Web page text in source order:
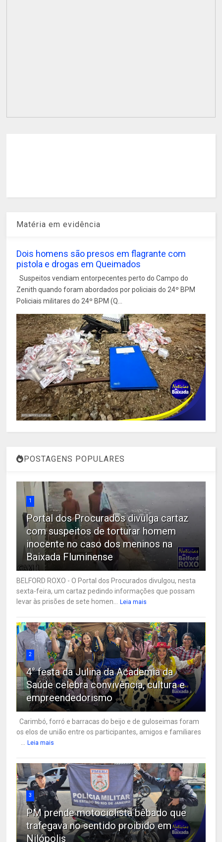
Matéria em evidência
Dois homens são presos em flagrante com
pistola e drogas em Queimados
Suspeitos vendiam entorpecentes perto do Campo do
Zenith quando foram abordados por policiais do 24º BPM
Policiais militares do 24º BPM (Q...
POSTAGENS POPULARES
1
Portal dos Procurados divulga cartaz
com suspeitos de torturar homem
inocente no caso dos meninos na
Baixada Fluminense
BELFORD ROXO - O Portal dos Procurados divulgou, nesta
sexta-feira, um cartaz pedindo informações que possam
levar às prisões de sete homen...
Leia mais
2
4° festa da Julina da Academia da
Saúde celebra convivência, cultura e
empreendedorismo
Carimbó, forró e barracas do beijo e de guloseimas foram
os elos de união entre os participantes, amigos e familiares
Leia mais
3
PM prende motociclista bêbado que
trafegava no sentido proibido em
Nilópolis